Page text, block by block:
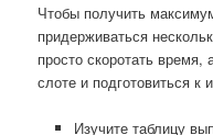
Чтобы получить
придерживаться
просто скоротать время,
слоте и подготовиться к
Изучите таблицу